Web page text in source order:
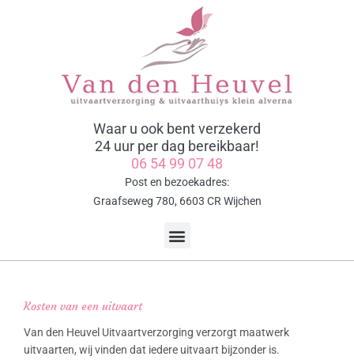
Waar u ook bent verzekerd
24 uur per dag bereikbaar!
06 54 99 07 48
Post en bezoekadres:
Graafseweg 780, 6603 CR Wijchen
Menu
Kosten van een uitvaart
Van den Heuvel Uitvaartverzorging verzorgt maatwerk
uitvaarten, wij vinden dat iedere uitvaart bijzonder is.